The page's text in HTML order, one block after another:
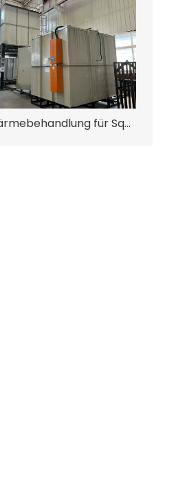
T6-Wärmebehandlung für Squeeze Casting